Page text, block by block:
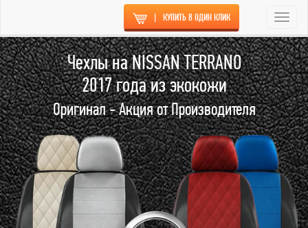
| КУПИТЬ В ОДИН КЛИК
Чехлы на NISSAN TERRANO
2017 года из экокожи
Оригинал - Акция от Производителя